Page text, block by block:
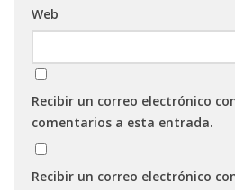
Web
Recibir un correo electrónico
comentarios a esta entrada.
Recibir un correo electrónico